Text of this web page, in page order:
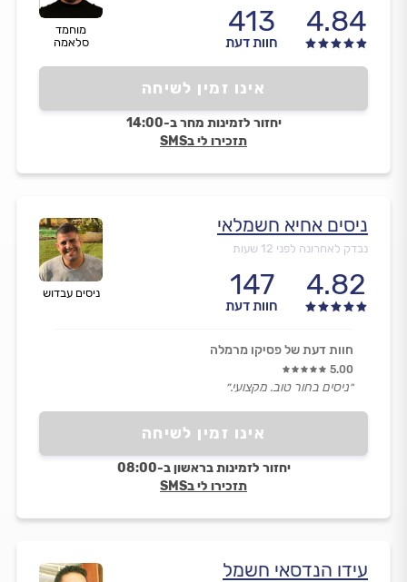
מוחמד
סלאמה
4.84
413
חוות דעת
אינו זמין לשיחה
יחזור לזמינות מחר ב-14:00
תזכירו לי בSMS
ניסים עבדוש
ניסים אחיא חשמלאי
נבדק לאחרונה לפני 12 שעות
4.82
147
חוות דעת
אינו זמין לשיחה
יחזור לזמינות בראשון ב-08:00
תזכירו לי בSMS
חוות דעת של פסיקו מרמלה
5.00
״ניסים בחור טוב. מקצועי.״
עידו הנדסאי חשמל